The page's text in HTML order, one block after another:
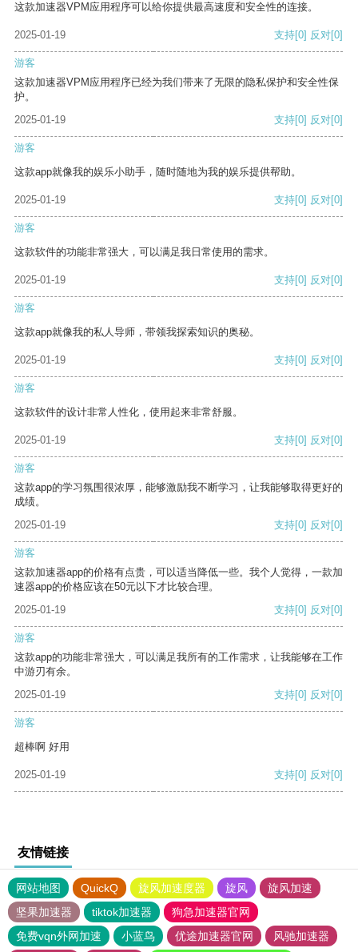
这款加速器VPM应用程序可以给你提供最高速度和安全性的连接。
2025-01-19 支持[0] 反对[0]
游客
这款加速器VPM应用程序已经为我们带来了无限的隐私保护和安全性保
护。
2025-01-19
支持[0] 反对[0]
游客
这款app就像我的娱乐小助手，随时随地为我的娱乐提供帮助。
2025-01-19 支持[0] 反对[0]
游客
这款软件的功能非常强大，可以满足我日常使用的需求。
2025-01-19 支持[0] 反对[0]
游客
这款app就像我的私人导师，带领我探索知识的奥秘。
2025-01-19 支持[0] 反对[0]
游客
这款软件的设计非常人性化，使用起来非常舒服。
2025-01-19 支持[0] 反对[0]
游客
这款app的学习氛围很浓厚，能够激励我不断学习，让我能够取得更好的
成绩。
2025-01-19
支持[0] 反对[0]
游客
这款加速器app的价格有点贵，可以适当降低一些。我个人觉得，一款加
速器app的价格应该在50元以下才比较合理。
2025-01-19
支持[0] 反对[0]
游客
这款app的功能非常强大，可以满足我所有的工作需求，让我能够在工作
中游刃有余。
2025-01-19
支持[0] 反对[0]
游客
超棒啊 好用
2025-01-19 支持[0] 反对[0]
友情链接
网站地图 QuickQ 旋风加速度器 旋风
旋风加速
坚果加速器
tiktok加速器
狗急加速器官网
免费vqn外网加速
小蓝鸟 优途加速器官网 风驰加速器